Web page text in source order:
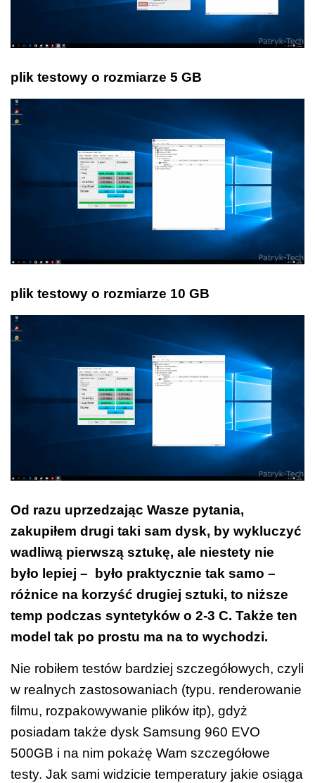
plik testowy o rozmiarze 5 GB
plik testowy o rozmiarze 10 GB
Od razu uprzedzając Wasze pytania,
zakupiłem drugi taki sam dysk, by wykluczyć
wadliwą pierwszą sztukę, ale niestety nie
było lepiej – było praktycznie tak samo –
różnice na korzyść drugiej sztuki, to niższe
temp podczas syntetyków o 2-3 C. Także ten
model tak po prostu ma na to wychodzi.
Nie robiłem testów bardziej szczegółowych, czyli
w realnych zastosowaniach (typu. renderowanie
filmu, rozpakowywanie plików itp), gdyż
posiadam także dysk Samsung 960 EVO
500GB i na nim pokażę Wam szczegółowe
testy. Jak sami widzicie temperatury jakie osiąga